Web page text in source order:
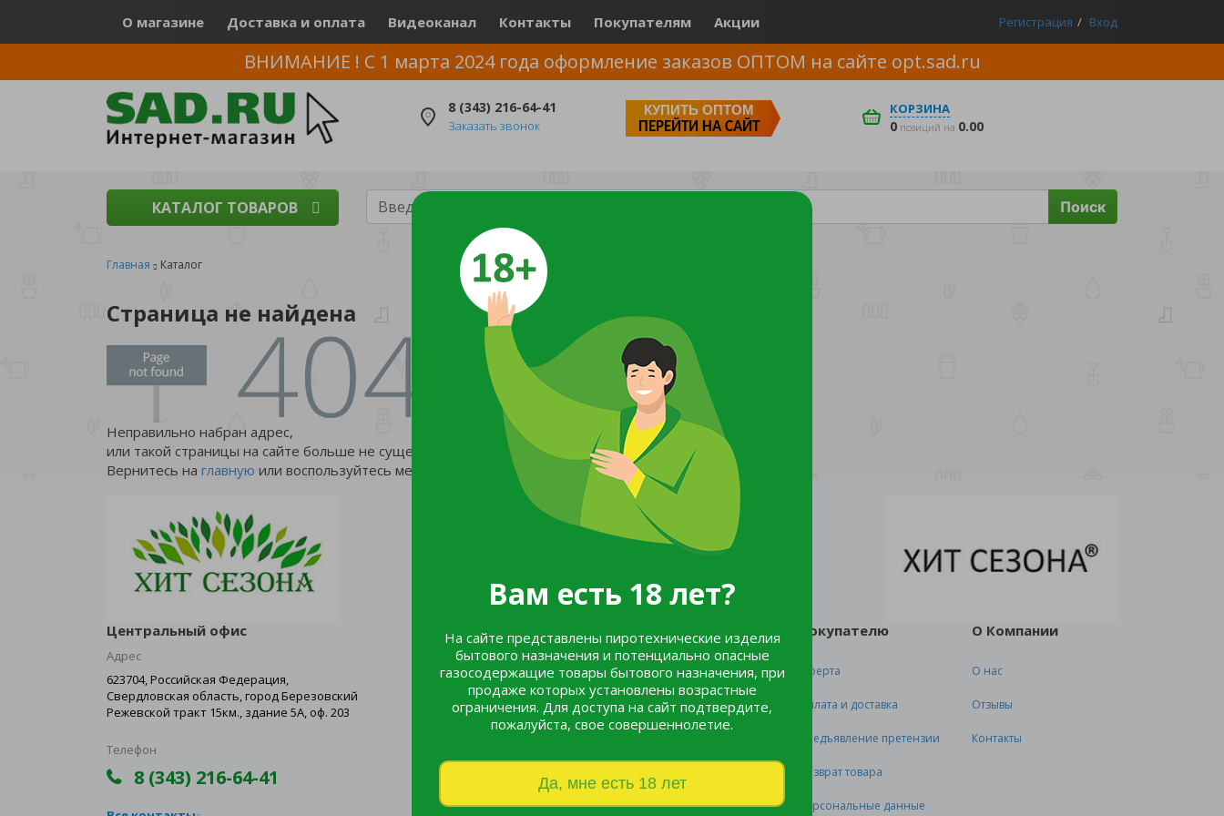
Вам есть 18 лет?
На сайте представлены пиротехнические изделия
бытового назначения и потенциально опасные
газосодержащие товары бытового назначения, при
продаже которых установлены возрастные
ограничения. Для доступа на сайт подтвердите,
пожалуйста, свое совершеннолетие.
Да, мне есть 18 лет
О магазине Доставка и оплата Видеоканал Контакты Покупателям Акции Регистрация Вход
ВНИМАНИЕ ! С 1 марта 2024 года оформление заказов ОПТОМ на сайте opt.sad.ru
8 (343) 216-64-41
Заказать звонок
КУПИТЬ ОПТОМ
ПЕРЕЙТИ НА САЙТ
КОРЗИНА
0 позиций на 0.00
КАТАЛОГ ТОВАРОВ Поиск
Главная Каталог
Страница не найдена
Неправильно набран адрес,
или такой страницы на сайте больше не существует.
Вернитесь на главную или воспользуйтесь меню сайта.
Мы в соцсетях:
Центральный офис
Адрес
623704, Российская Федерация,
Свердловская область, город Березовский
Режевской тракт 15км., здание 5А, оф. 203
Телефон
8 (343) 216-64-41
Все товары
Listok
Новинки
Покупателю
Оферта
Оплата и доставка
Предъявление претензии
Возврат товара
Персональные данные
О Компании
О нас
Отзывы
Контакты